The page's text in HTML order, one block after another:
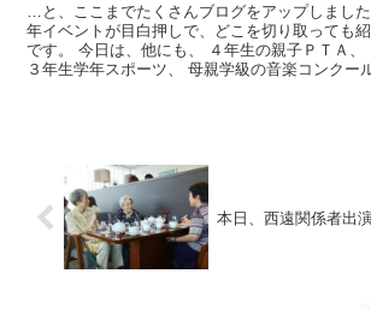
…と、ここまでたくさんブログをアップしまし
年イベントが目白押しで、どこを切り取っても
です。 今日は、他にも、 ４年生の親子ＰＴＡ、
３年生学年スポーツ、 母親学級の音楽コンクー
本日、西遠関係者出